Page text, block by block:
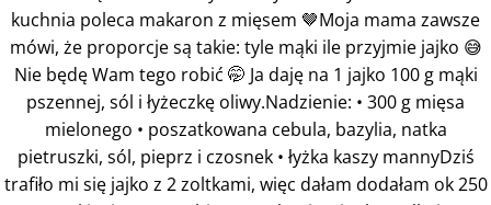
kuchnia poleca makaron z mięsem 🤎Moja mama zawsze
mówi, że proporcje są takie: tyle mąki ile przyjmie jajko 😅
Nie będę Wam tego robić 🤭 Ja daję na 1 jajko 100 g mąki
pszennej, sól i łyżeczkę oliwy.Nadzienie: • 300 g mięsa
mielonego • poszatkowana cebula, bazylia, natka
pietruszki, sól, pieprz i czosnek • łyżka kaszy mannyDziś
trafiło mi się jajko z 2 zoltkami, więc dałam dodałam ok 250